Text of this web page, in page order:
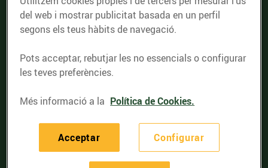
Comprovar el codi postal
Nosaltres
Targeta Client
del web i mostrar publicitat basada en un perfil
segons els teus hàbits de navegació.
Pots acceptar, rebutjar les no essencials o configurar
les teves preferències.
Més informació a la Política de Cookies.
Configurar
Acceptar